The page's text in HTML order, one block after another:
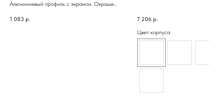
Алюминиевый профиль с экраном. Окрашен
декоративной подсветки. Для
1 083 р. 7 206 р.
Цвет корпуса